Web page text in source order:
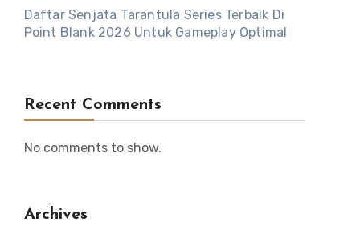
Daftar Senjata Tarantula Series Terbaik Di
Point Blank 2026 Untuk Gameplay Optimal
Recent Comments
No comments to show.
Archives